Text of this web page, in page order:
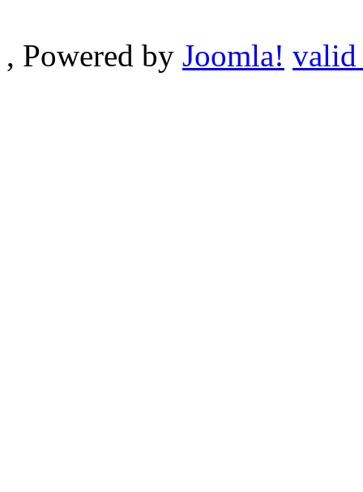
, Powered by Joomla!